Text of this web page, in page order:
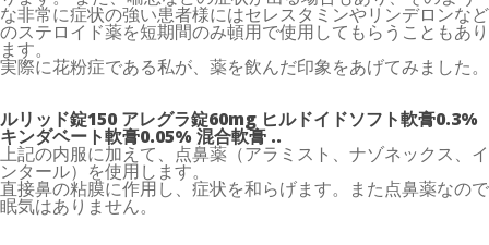
な非常に症状の強い患者様にはセレスタミンやリンデロンなど
のステロイド薬を短期間のみ頓用で使用してもらうこともあり
ます。
実際に花粉症である私が、薬を飲んだ印象をあげてみました。
ルリッド錠150 アレグラ錠60mg ヒルドイドソフト軟膏0.3%
キンダベート軟膏0.05% 混合軟膏 ..
上記の内服に加えて、点鼻薬（アラミスト、ナゾネックス、イ
ンタール）を使用します。
直接鼻の粘膜に作用し、症状を和らげます。また点鼻薬なので
眠気はありません。